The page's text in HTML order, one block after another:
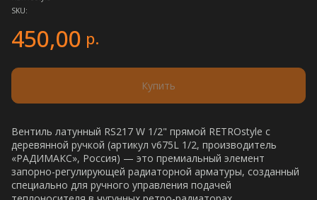
SKU:
450,00 р.
Купить
Вентиль латунный RS217 W 1/2" прямой RETROstyle с
деревянной ручкой (артикул v675L 1/2, производитель
«РАДИМАКС», Россия) — это премиальный элемент
запорно-регулирующей радиаторной арматуры, созданный
специально для ручного управления подачей